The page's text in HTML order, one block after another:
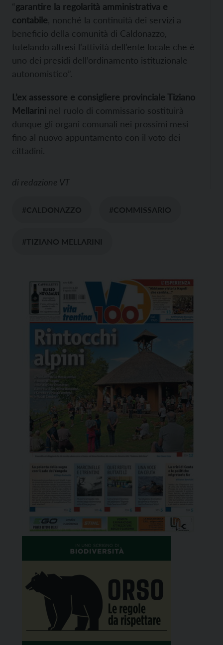
“garantire la regolarità amministrativa e
contabile, nonché la continuità dei servizi a
beneficio della comunità di Caldonazzo,
tutelando altresì l’attività dell’ente locale che è
uno dei presidi dell’ordinamento istituzionale
autonomistico”.
L’ex assessore e consigliere provinciale Tiziano
Mellarini nel ruolo di commissario sostituirà
dunque gli organi comunali nei prossimi mesi
fino al nuovo appuntamento con il voto dei
cittadini.
di redazione VT
#CALDONAZZO #COMMISSARIO
#TIZIANO MELLARINI